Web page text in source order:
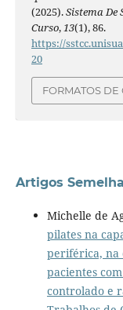
(2025).Sistema De
Curso,13(1), 86.
https://
20
FORMATOS DE
Artigos
Michelle de
pilates na
periférica, na
pacientes
controlado e